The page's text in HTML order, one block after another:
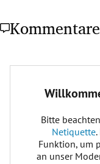
Kommentare